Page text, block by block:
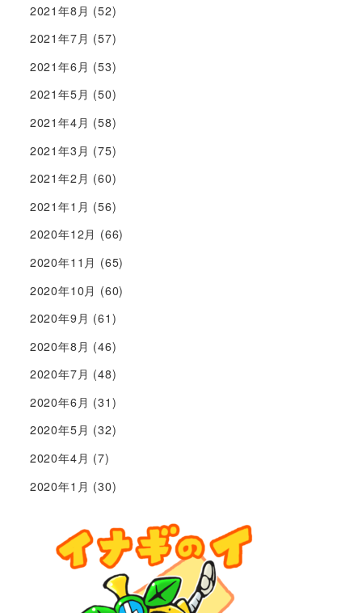
2021年8月 (52)
2021年7月 (57)
2021年6月 (53)
2021年5月 (50)
2021年4月 (58)
2021年3月 (75)
2021年2月 (60)
2021年1月 (56)
2020年12月 (66)
2020年11月 (65)
2020年10月 (60)
2020年9月 (61)
2020年8月 (46)
2020年7月 (48)
2020年6月 (31)
2020年5月 (32)
2020年4月 (7)
2020年1月 (30)